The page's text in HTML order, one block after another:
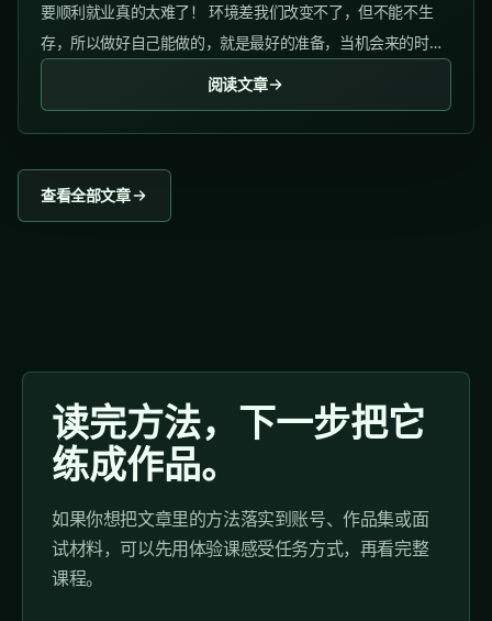
要顺利就业真的太难了！ 环境差我们改变不了，但不能不生
存，所以做好自己能做的，就是最好的准备，当机会来的时
候，你就是那个被“眷顾”的宠儿。...
阅读文章
查看全部文章
读完方法，下一步把它
练成作品。
如果你想把文章里的方法落实到账号、作品集或面
试材料，可以先用体验课感受任务方式，再看完整
课程。